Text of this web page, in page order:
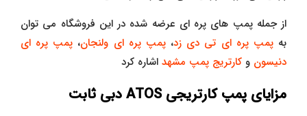
از جمله پمپ های پره ای عرضه شده در این فروشگاه می توان
بهپمپ پره ای تی دی زد،پمپ پره ای ولنجان، پمپ پره ای
دنیسون و کارتریج پمپ مشهد اشاره کرد
مزایای پمپ کارتریجی ATOS دبی ثابت